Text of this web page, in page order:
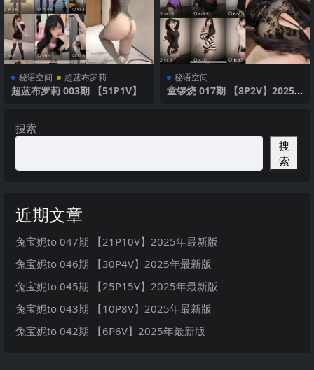
秘语空间 超蓝布罗莉
超蓝布罗莉 003期 【51P1V】
秘语空间
童锣烧 017期 【8P2V】2025
搜索
搜
索
近期文章
兔宝妮to 047期 【21P10V】2025年最新版
兔宝妮to 046期 【30P4V】2025年最新版
兔宝妮to 045期 【25P15V】2025年最新版
兔宝妮to 043期 【10P8V】2025年最新版
兔宝妮to 042期 【6P6V】2025年最新版